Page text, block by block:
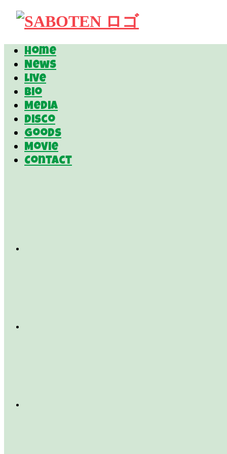
Home
News
Live
Bio
Media
Disco
Goods
Movie
Contact